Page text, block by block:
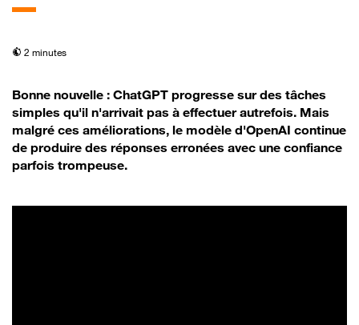
temps de lecture
2 minutes
Bonne nouvelle : ChatGPT progresse sur des tâches
simples qu'il n'arrivait pas à effectuer autrefois. Mais
malgré ces améliorations, le modèle d'OpenAI continue
de produire des réponses erronées avec une confiance
parfois trompeuse.